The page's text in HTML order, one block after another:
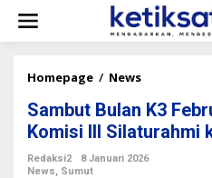
w
Homepage / News
m
b
u
t
Sambut Bulan K3
Komisi III Silaturahmi
Redaksi2
8 Januari 2026
News, Sumut